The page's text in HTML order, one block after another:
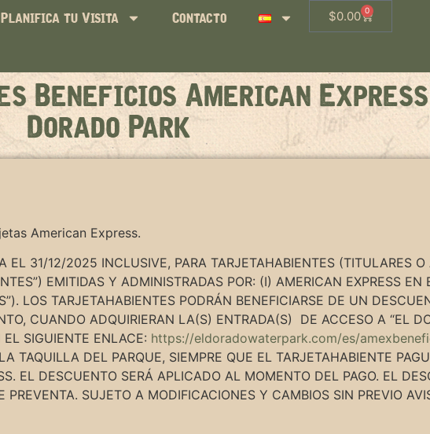
Planifica tu Visita Contacto $0.00 0
Beneficios American
Dorado Park
American Express.
EL 31/12/2025 INCLUSIVE, PARA TARJETAHABIENTES (TITULARES
EMITIDAS Y ADMINISTRADAS POR: (I) AMERICAN EXPRESS EN
LOS TARJETAHABIENTES PODRÁN BENEFICIARSE DE UN
CUANDO ADQUIRIERAN LA(S) ENTRADA(S) DE ACCESO A “EL
SIGUIENTE ENLACE: https://eldoradowaterpark.com/es/
TAQUILLA DEL PARQUE, SIEMPRE QUE EL TARJETAHABIENTE
EL DESCUENTO SERÁ APLICADO AL MOMENTO DEL PAGO. EL
SUJETO A MODIFICACIONES Y CAMBIOS SIN PREVIO